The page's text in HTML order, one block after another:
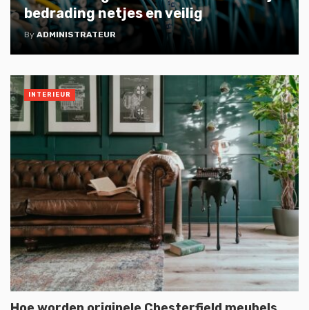
bedrading netjes en veilig
By ADMINISTRATEUR
INTERIEUR